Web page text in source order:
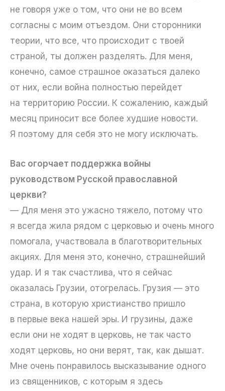
не говоря уже о том, что они не во всем
согласны с моим отъездом. Они сторонники
теории, что все, что происходит с твоей
страной, ты должен разделять. Для меня,
конечно, самое страшное оказаться далеко
от них, если война полностью перейдет
на территорию России. К сожалению, каждый
месяц приносит все более худшие новости.
Я поэтому для себя это не могу исключать.
Вас огорчает поддержка войны
руководством Русской православной
церкви?
— Для меня это ужасно тяжело, потому что
я всегда жила рядом с церковью и очень много
помогала, участвовала в благотворительных
акциях. Для меня это, конечно, страшнейший
удар. И я так счастлива, что я сейчас
оказалась Грузии, отогрелась. Грузия — это
страна, в которую христианство пришло
в первые века нашей эры. И грузины, даже
если они не ходят в церковь, не так часто
ходят церковь, но они верят, так, как дышат.
Мне очень понравилось высказывание одного
из священников, с которым я здесь